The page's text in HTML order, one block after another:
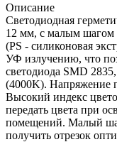
Описание
Светодиодная
12 мм, с малым шагом
(PS - силиконовая
УФ излучению, что
светодиода SMD
(4000K). Напряжение
Высокий индекс
передать цвета при
помещений. Малый
получить отрезок